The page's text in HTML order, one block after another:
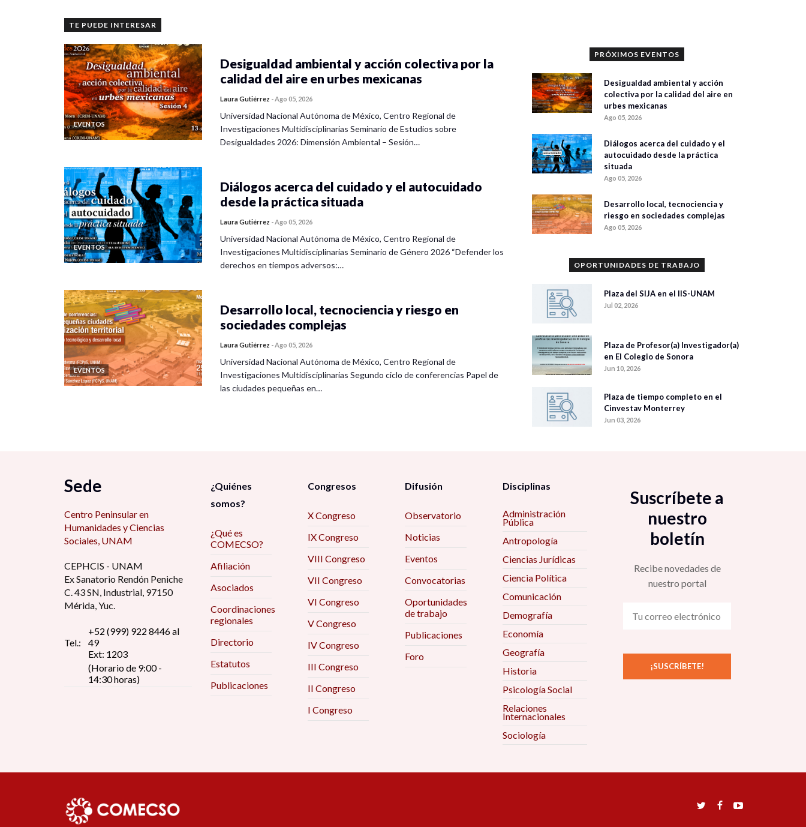
TE PUEDE INTERESAR
EVENTOS
Desigualdad ambiental y acción colectiva por la
calidad del aire en urbes mexicanas
Laura Gutiérrez -Ago 05, 2026
Universidad Nacional Autónoma de México, Centro Regional de
Investigaciones Multidisciplinarias Seminario de Estudios sobre
Desigualdades 2026: Dimensión Ambiental – Sesión…
EVENTOS
Diálogos acerca del cuidado y el autocuidado
desde la práctica situada
Laura Gutiérrez -Ago 05, 2026
Universidad Nacional Autónoma de México, Centro Regional de
Investigaciones Multidisciplinarias Seminario de Género 2026 “Defender los
derechos en tiempos adversos:…
EVENTOS
Desarrollo local, tecnociencia y riesgo en
sociedades complejas
Laura Gutiérrez -Ago 05, 2026
Universidad Nacional Autónoma de México, Centro Regional de
Investigaciones Multidisciplinarias Segundo ciclo de conferencias Papel de
las ciudades pequeñas en…
PRÓXIMOS EVENTOS
Desigualdad ambiental y acción
colectiva por la calidad del aire en
urbes mexicanas
Ago 05, 2026
Diálogos acerca del cuidado y el
autocuidado desde la práctica
situada
Ago 05, 2026
Desarrollo local, tecnociencia y
riesgo en sociedades complejas
Ago 05, 2026
OPORTUNIDADES DE TRABAJO
Plaza del SIJA en el IIS-UNAM
Jul 02, 2026
Plaza de Profesor(a) Investigador(a)
en El Colegio de Sonora
Jun 10, 2026
Plaza de tiempo completo en el
Cinvestav Monterrey
Jun 03, 2026
Sede
Centro Peninsular en
Humanidades y Ciencias
Sociales, UNAM
CEPHCIS - UNAM
Ex Sanatorio Rendón Peniche
C. 43 SN, Industrial, 97150
Mérida, Yuc.
Tel.:
+52 (999) 922 8446 al
49
Ext: 1203
(Horario de 9:00 -
14:30 horas)
¿Quiénes
somos?
¿Qué es
COMECSO?
Afiliación
Asociados
Coordinaciones
regionales
Directorio
Estatutos
Publicaciones
Congresos
X Congreso
IX Congreso
VIII Congreso
VII Congreso
VI Congreso
V Congreso
IV Congreso
III Congreso
II Congreso
I Congreso
Difusión
Observatorio
Noticias
Eventos
Convocatorias
Oportunidades
de trabajo
Publicaciones
Foro
Disciplinas
Administración
Pública
Antropología
Ciencias Jurídicas
Ciencia Política
Comunicación
Demografía
Economía
Geografía
Historia
Psicología Social
Relaciones
Internacionales
Sociología
Suscríbete a
nuestro
boletín
Recibe novedades de
nuestro portal